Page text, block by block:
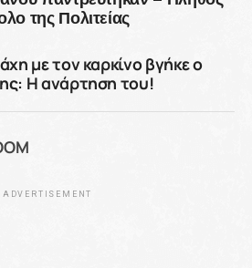
της Πολιτείας
με τον καρκίνο βγήκε ο
Η ανάρτηση του!
ADVERTISEMENT